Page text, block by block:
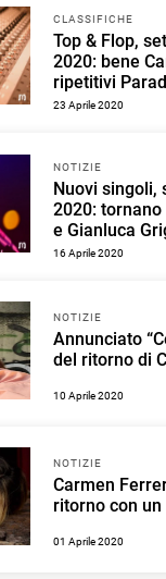
CLASSIFICHE
Top & Flop,
2020: bene
ripetitivi
23 Aprile 2020
NOTIZIE
Nuovi singoli,
2020:
e Gianluca
16 Aprile 2020
NOTIZIE
Annunciato
del ritorno di
10 Aprile 2020
NOTIZIE
Carmen
ritorno con
01 Aprile 2020